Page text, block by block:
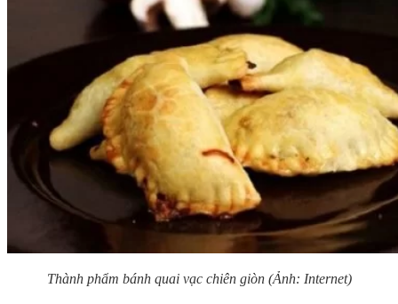
Thành phẩm bánh quai vạc chiên giòn (Ảnh: Internet)